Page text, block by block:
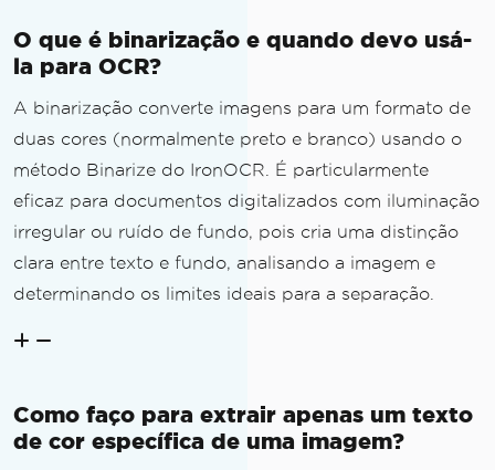
O que é binarização e quando devo usá-
la para OCR?
A binarização converte imagens para um formato de
duas cores (normalmente preto e branco) usando o
método Binarize do IronOCR. É particularmente
eficaz para documentos digitalizados com iluminação
irregular ou ruído de fundo, pois cria uma distinção
clara entre texto e fundo, analisando a imagem e
determinando os limites ideais para a separação.
Como faço para extrair apenas um texto
de cor específica de uma imagem?